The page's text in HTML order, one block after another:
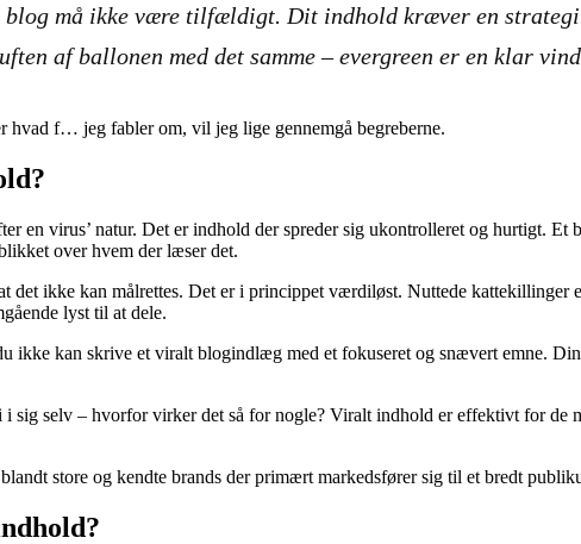
blog må ikke være tilfældigt. Dit indhold kræver en
af ballonen med det samme – evergreen er en klar
hvad f… jeg fabler om, vil jeg lige gennemgå begreberne.
en virus’ natur. Det er indhold der spreder sig ukontrolleret og hurtigt.
over hvem der læser det.
det ikke kan målrettes. Det er i princippet værdiløst. Nuttede
lyst til at dele.
ikke kan skrive et viralt blogindlæg med et fokuseret og snævert emne.
selv – hvorfor virker det så for nogle? Viralt indhold er effektivt for de
store og kendte brands der primært markedsfører sig til et bredt